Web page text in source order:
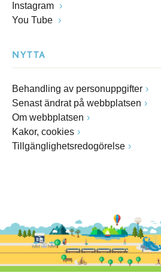
Instagram
You Tube
NYTTA
Behandling av personuppgifter
Senast ändrat på webbplatsen
Om webbplatsen
Kakor, cookies
Tillgänglighetsredogörelse